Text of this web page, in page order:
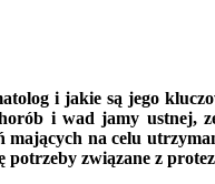
i jakie są jego
i wad jamy ustnej,
na celu
potrzeby związane z